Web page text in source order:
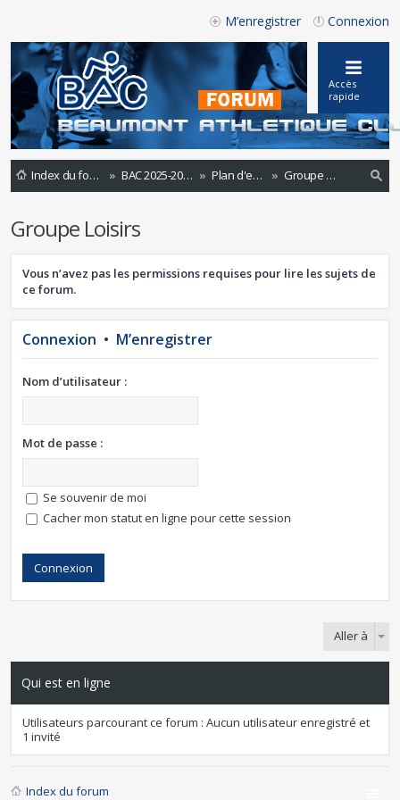
Connexion
M’enregistrer
Accès
rapide
Index du forum BAC 2025-2026 Plan d'entrainements 2022-2023
Groupe Loisirs
rc
he
Groupe Loisirs
Vous n’avez pas les permissions requises pour lire les sujets de
ce forum.
Connexion • M’enregistrer
Nom d’utilisateur :
Mot de passe :
Se souvenir de moi
Cacher mon statut en ligne pour cette session
Aller à
Qui est en ligne
Utilisateurs parcourant ce forum : Aucun utilisateur enregistré et
1 invité
Index du forum